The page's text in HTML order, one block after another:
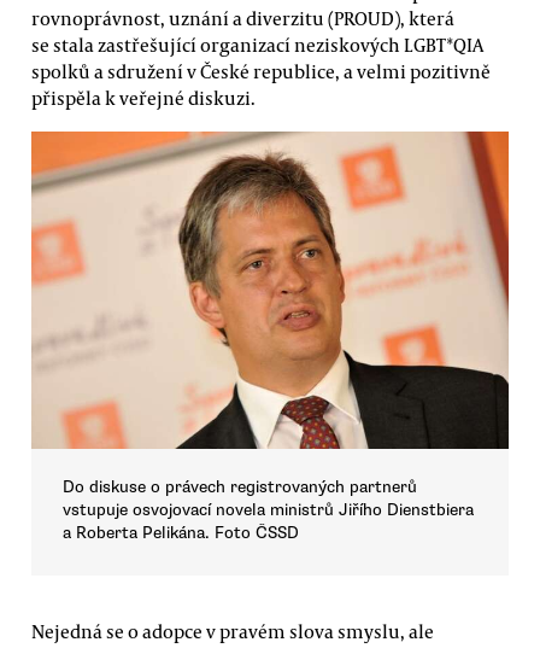
rovnoprávnost, uznání a diverzitu (PROUD), která
se stala zastřešující organizací neziskových LGBT*QIA
spolků a sdružení v České republice, a velmi pozitivně
přispěla k veřejné diskuzi.
Do diskuse o právech registrovaných partnerů
vstupuje osvojovací novela ministrů Jiřího Dienstbiera
a Roberta Pelikána. Foto ČSSD
Nejedná se o adopce v pravém slova smyslu, ale